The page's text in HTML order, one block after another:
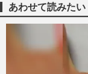
あわせて読みたい